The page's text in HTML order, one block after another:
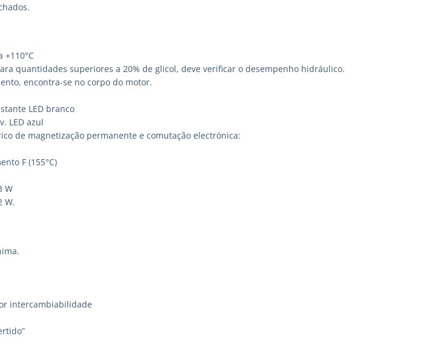
quantidades superiores a 20% de glicol, deve verificar o desempenho hidráulico.
encontra-se no corpo do motor.
LED branco
LED azul
de magnetização permanente e comutação electrónica:
F (155°C)
W
W.
intercambiabilidade